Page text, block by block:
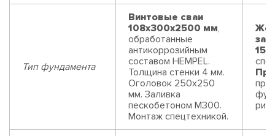
Тип фундамента
Винтовые сваи
108x300x2500 мм,
обработанные
антикоррозийным
составом HEMPEL.
Толщина стенки 4 мм.
Оголовок 250х250
мм. Заливка
пескобетоном М300.
Монтаж спецтехникой.